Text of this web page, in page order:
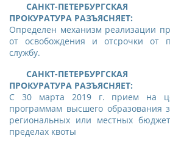
САНКТ-
ПРОКУРАТУРА РАЗЪЯСНЯЕТ:
Определен механизм реализации
от освобождения и отсрочки от
службу.
САНКТ-
ПРОКУРАТУРА РАЗЪЯСНЯЕТ:
С 30 марта 2019 г. прием на
программам высшего образования
региональных или местных
пределах квоты